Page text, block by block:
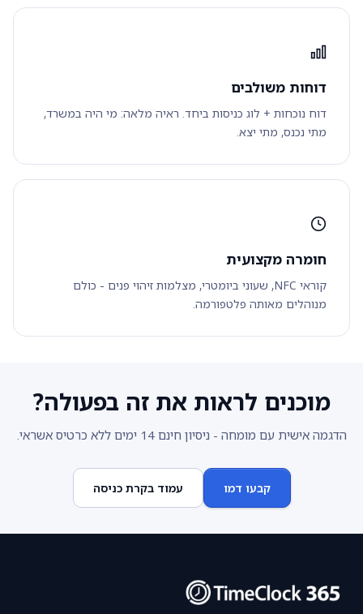
דוחות משולבים
דוח נוכחות + לוג כניסות ביחד. ראיה מלאה: מי היה במשרד,
מתי נכנס, מתי יצא.
חומרה מקצועית
קוראי NFC, שעוני ביומטרי, מצלמות זיהוי פנים - כולם
מנוהלים מאותה פלטפורמה.
מוכנים לראות את זה בפעולה?
הדגמה אישית עם מומחה - ניסיון חינם 14 ימים ללא כרטיס אשראי.
קבעו דמו עמוד בקרת כניסה